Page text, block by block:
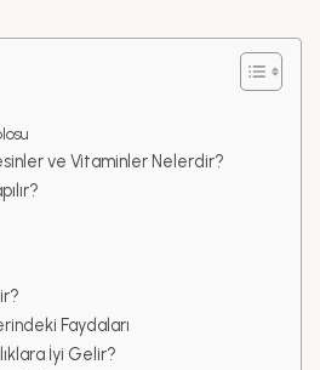
ve Vitaminler Nelerdir?
Faydaları
İyi Gelir?